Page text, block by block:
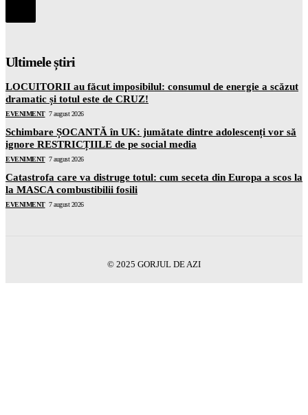
Ultimele știri
LOCUITORII au făcut imposibilul: consumul de energie a scăzut
dramatic și totul este de CRUZ!
EVENIMENT 7 august 2026
Schimbare ȘOCANTĂ în UK: jumătate dintre adolescenți vor să
ignore RESTRICȚIILE de pe social media
EVENIMENT 7 august 2026
Catastrofa care va distruge totul: cum seceta din Europa a scos la
la MASCA combustibilii fosili
EVENIMENT 7 august 2026
© 2025 GORJUL DE AZI